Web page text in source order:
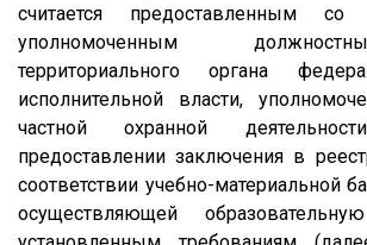
считается предоставленным
уполномоченным
территориального органа
исполнительной власти,
частной охранной
предоставлении заключения в
соответствии учебно-материальной
осуществляющей